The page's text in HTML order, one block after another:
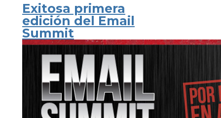
Exitosa primera
edición del Email
Summit